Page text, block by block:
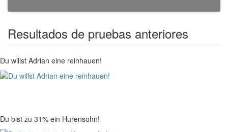
Resultados de pruebas anteriores
Du willst Adrian eine reinhauen!
Du bist zu 31% ein Hurensohn!